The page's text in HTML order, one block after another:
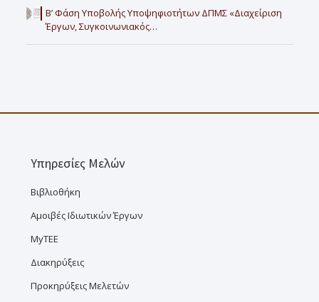
Β’ Φάση Υποβολής Υποψηφιοτήτων ΔΠΜΣ «Διαχείριση
Έργων, Συγκοινωνιακός…
Υπηρεσίες Μελών
Βιβλιοθήκη
Αμοιβές Ιδιωτικών Έργων
MyTEE
Διακηρύξεις
Προκηρύξεις Μελετών